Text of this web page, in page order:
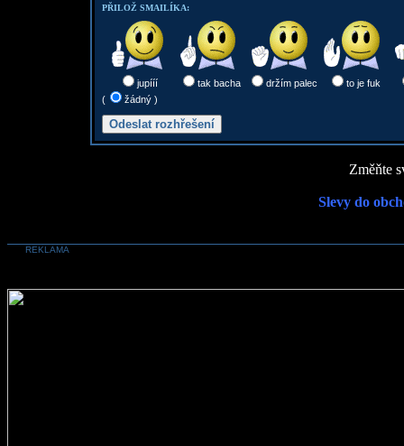
PŘILOŽ SMAILÍKA:
jupííí tak bacha držím palec
to je fuk
(
žádný )
Změňte
Slevy do
REKLAMA